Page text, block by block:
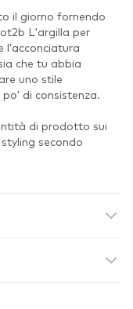
il giorno fornendo
L'argilla per
l'acconciatura
che tu abbia
uno stile
di consistenza.
di prodotto sui
secondo